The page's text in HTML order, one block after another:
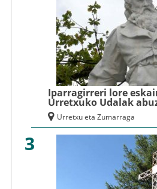
Iparragirreri lore
Urretxuko Udalak
Urretxu eta Zumarraga
3